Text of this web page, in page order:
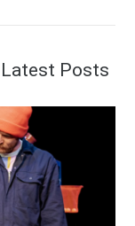
Posts